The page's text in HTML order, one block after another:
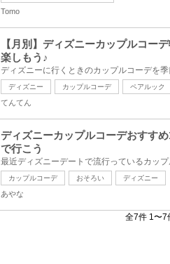
Tomo
【月別】ディズニーカップルコー
楽しもう♪
ディズニー カップルコーデ ペアルック
てんてん
ディズニーカップルコーデおすす
で行こう
カップルコーデ おそろい ディズニー
あやな
全7件 1〜7